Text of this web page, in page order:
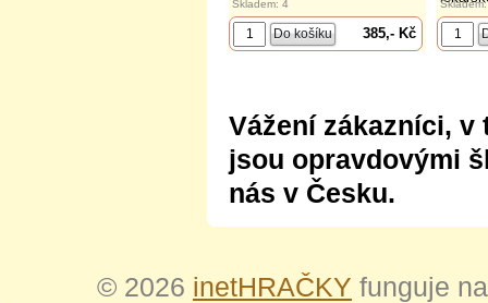
Skladem: 4
385,- Kč
Vážení zákazníci, v
jsou opravdovými
nás v Česku.
© 2026 inetHRAČKY funguje